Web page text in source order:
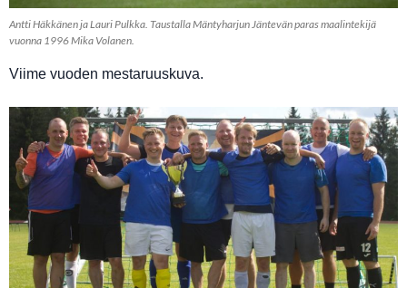
Antti Häkkänen ja Lauri Pulkka. Taustalla Mäntyharjun Jäntevän paras maalintekijä
vuonna 1996 Mika Volanen.
Viime vuoden mestaruuskuva.